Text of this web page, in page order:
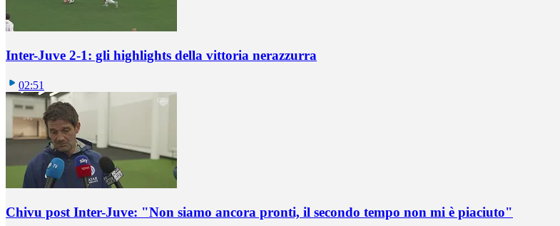
Inter-Juve 2-1: gli highlights della vittoria nerazzurra
02:51
Chivu post Inter-Juve: "Non siamo ancora pronti, il secondo tempo non mi è piaciuto"